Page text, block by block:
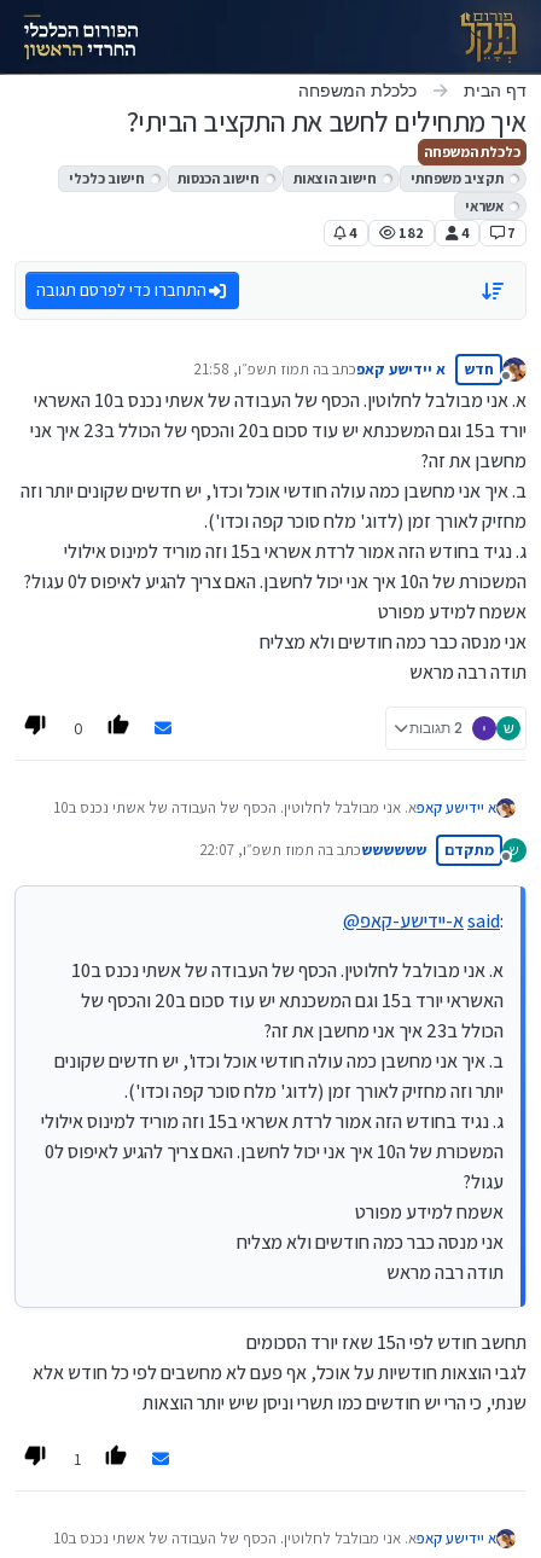
דילוג לתוכן
דף הבית כלכלת המשפחה
איך מתחילים לחשב את התקציב הביתי?
כלכלת המשפחה
תקציב משפחתי
חישוב הוצאות חישוב הכנסות
חישוב כלכלי
אשראי
7
4
182
4
התחברו כדי לפרסם תגובה
מנותק
חדש א יידישע קאפכתב בה תמוז תשפ״ו, 21:58
נערך לאחרונה על ידי
א. אני מבולבל לחלוטין. הכסף של העבודה של אשתי נכנס ב10 האשראי
יורד ב15 וגם המשכנתא יש עוד סכום ב20 והכסף של הכולל ב23 איך אני
מחשבן את זה?
ב. איך אני מחשבן כמה עולה חודשי אוכל וכדו', יש חדשים שקונים יותר וזה
מחזיק לאורך זמן (לדוג' מלח סוכר קפה וכדו').
ג. נגיד בחודש הזה אמור לרדת אשראי ב15 וזה מוריד למינוס אילולי
המשכורת של ה10 איך אני יכול לחשבן. האם צריך להגיע לאיפוס ל0 עגול?
אשמח למידע מפורט
אני מנסה כבר כמה חודשים ולא מצליח
תודה רבה מראש
ש 2 תגובות 0
א יידישע קאפ
א. אני מבולבל לחלוטין. הכסף של העבודה של אשתי נכנס ב10
הכולל ב23 איך אני מחשבן את זה?
ל0 עגול?
אשמח למידע מפורט
אני מנסה כבר כמה חודשים ולא מצליח
תודה רבה מראש
ש
מנותק
מתקדם ששששששכתב בה תמוז תשפ״ו, 22:07
נערך לאחרונה על ידי
@א-יידישע-קאפsaid:
א. אני מבולבל לחלוטין. הכסף של העבודה של אשתי נכנס ב10
האשראי יורד ב15 וגם המשכנתא יש עוד סכום ב20 והכסף של
הכולל ב23 איך אני מחשבן את זה?
ב. איך אני מחשבן כמה עולה חודשי אוכל וכדו', יש חדשים שקונים
יותר וזה מחזיק לאורך זמן (לדוג' מלח סוכר קפה וכדו').
ג. נגיד בחודש הזה אמור לרדת אשראי ב15 וזה מוריד למינוס אילולי
המשכורת של ה10 איך אני יכול לחשבן. האם צריך להגיע לאיפוס ל0
עגול?
אשמח למידע מפורט
אני מנסה כבר כמה חודשים ולא מצליח
תודה רבה מראש
תחשב חודש לפי ה15 שאז יורד הסכומים
לגבי הוצאות חודשיות על אוכל, אף פעם לא מחשבים לפי כל חודש אלא
שנתי, כי הרי יש חודשים כמו תשרי וניסן שיש יותר הוצאות
1
א יידישע קאפ
א. אני מבולבל לחלוטין. הכסף של העבודה של אשתי נכנס ב10